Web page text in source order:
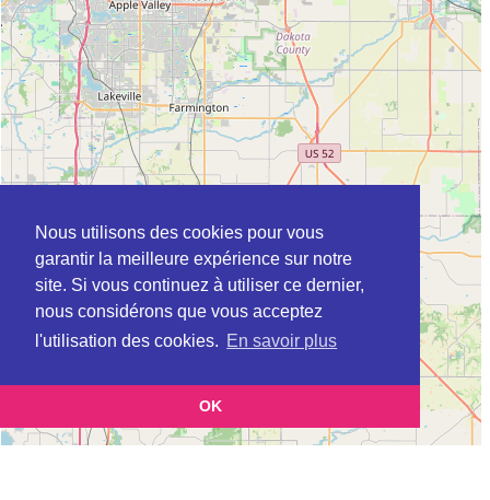
Nous utilisons des cookies pour vous
garantir la meilleure expérience sur notre
site. Si vous continuez à utiliser ce dernier,
nous considérons que vous acceptez
l'utilisation des cookies. En savoir plus
OK